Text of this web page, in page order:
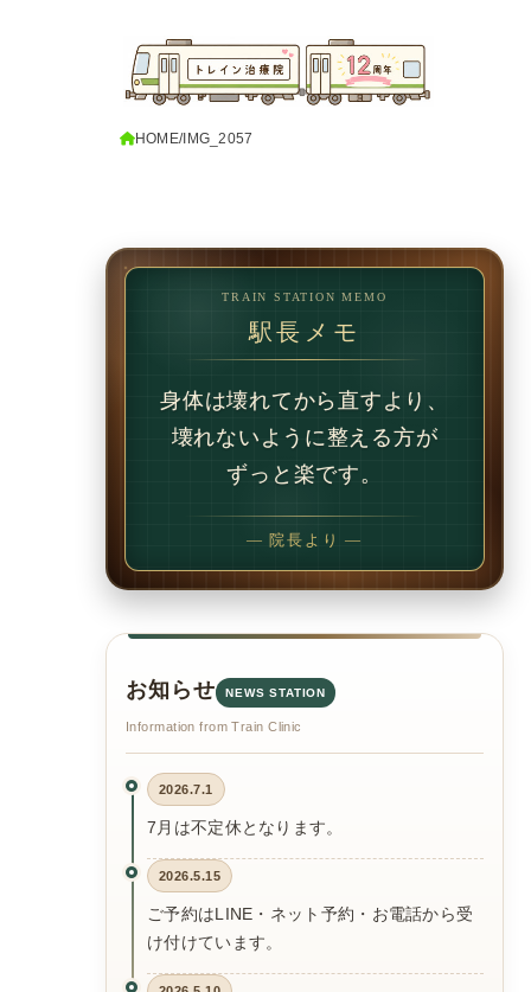
HOME IMG_2057
TRAIN STATION MEMO
駅長メモ
1回で変わることもあります。
でも、続けることで
変わることの方が多いです。
— 院長より —
お知らせ NEWS STATION
Information from Train Clinic
2026.7.1
7月は不定休となります。
2026.5.15
ご予約はLINE・ネット予約・お電話から受
け付けています。